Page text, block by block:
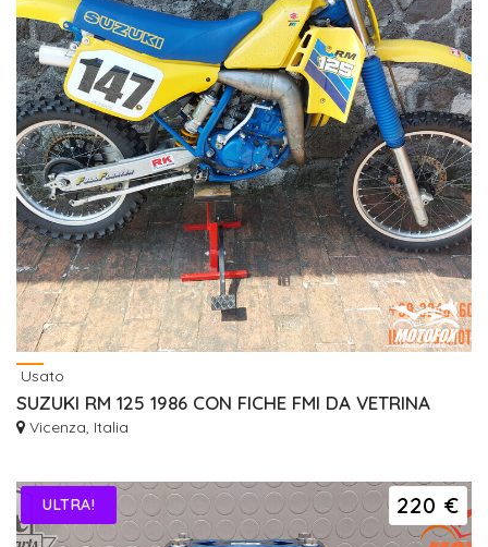
Usato
SUZUKI RM 125 1986 CON FICHE FMI DA VETRINA
Vicenza, Italia
220 €
ULTRA!